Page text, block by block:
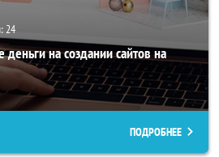
24
на создании сайтов на
ПОДРОБНЕЕ